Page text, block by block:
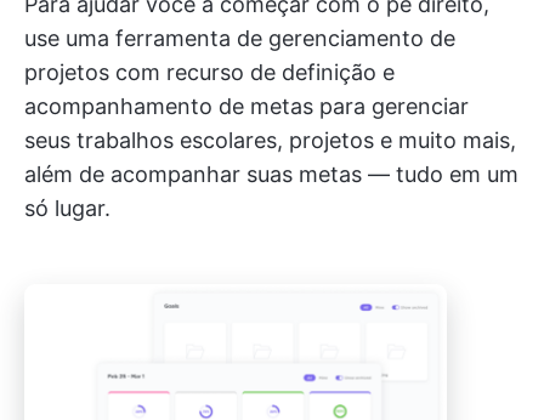
use uma ferramenta de gerenciamento de
projetos com recurso de definição e
acompanhamento de metas para gerenciar
seus trabalhos escolares, projetos e muito mais,
além de acompanhar suas metas — tudo em um
só lugar.